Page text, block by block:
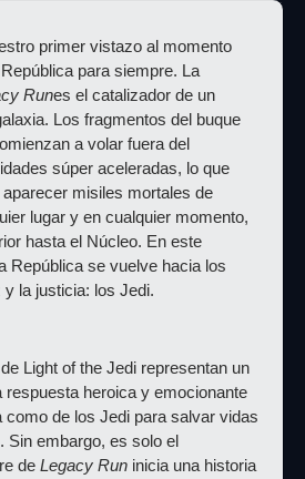
primer vistazo al momento
para siempre. La
Runes el catalizador de un
Los fragmentos del buque
a volar fuera del
súper aceleradas, lo que
misiles mortales de
lugar y en cualquier momento,
hasta el Núcleo. En este
República se vuelve hacia los
la justicia: los Jedi.
Light of the Jedi representan un
respuesta heroica y emocionante
como de los Jedi para salvar vidas
Sin embargo, es solo el
de Legacy Run inicia una historia